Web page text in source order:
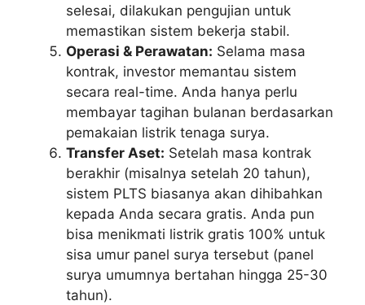
selesai, dilakukan pengujian untuk
memastikan sistem bekerja stabil.
Operasi & Perawatan: Selama masa
kontrak, investor memantau sistem
secara real-time. Anda hanya perlu
membayar tagihan bulanan berdasarkan
pemakaian listrik tenaga surya.
Transfer Aset: Setelah masa kontrak
berakhir (misalnya setelah 20 tahun),
sistem PLTS biasanya akan dihibahkan
kepada Anda secara gratis. Anda pun
bisa menikmati listrik gratis 100% untuk
sisa umur panel surya tersebut (panel
surya umumnya bertahan hingga 25-30
tahun).